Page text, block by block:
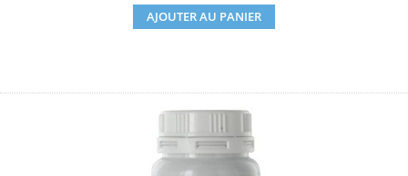
AJOUTER AU PANIER